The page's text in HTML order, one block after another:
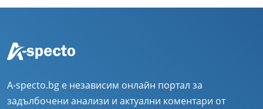
A-specto.bg е независим онлайн портал за
задълбочени анализи и актуални коментари от